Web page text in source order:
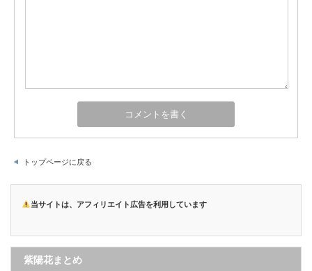
トップページに戻る
当サイトは、アフィリエイト広告を利用しています
紫陽花まとめ